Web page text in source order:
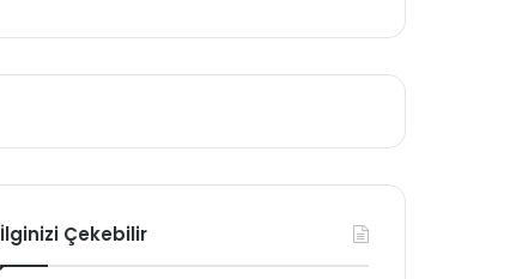
İlginizi Çekebilir